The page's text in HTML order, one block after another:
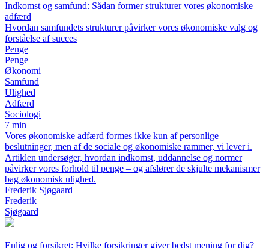
Indkomst og samfund: Sådan former strukturer vores økonomiske
adfærd
Hvordan samfundets strukturer påvirker vores økonomiske valg og
forståelse af succes
Penge
Penge
Økonomi
Samfund
Ulighed
Adfærd
Sociologi
7 min
Vores økonomiske adfærd formes ikke kun af personlige
beslutninger, men af de sociale og økonomiske rammer, vi lever i.
Artiklen undersøger, hvordan indkomst, uddannelse og normer
påvirker vores forhold til penge – og afslører de skjulte mekanismer
bag økonomisk ulighed.
Frederik Sjøgaard
Frederik
Sjøgaard
Enlig og forsikret: Hvilke forsikringer giver bedst mening for dig?